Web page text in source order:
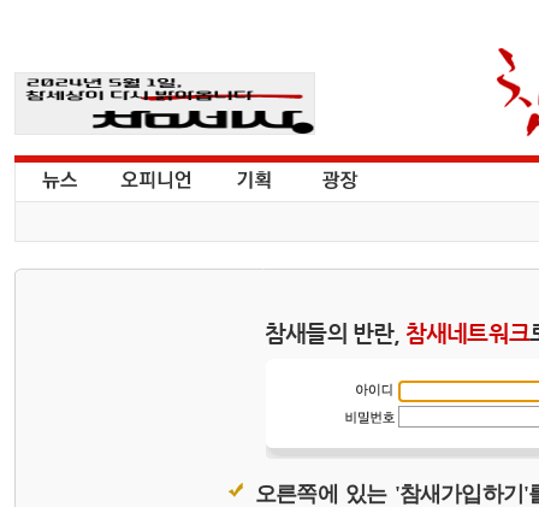
참새들의 반란, 참새네트워크
오른쪽에 있는 '참새가입하기